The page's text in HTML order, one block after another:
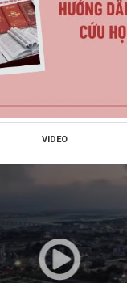
VIDEO